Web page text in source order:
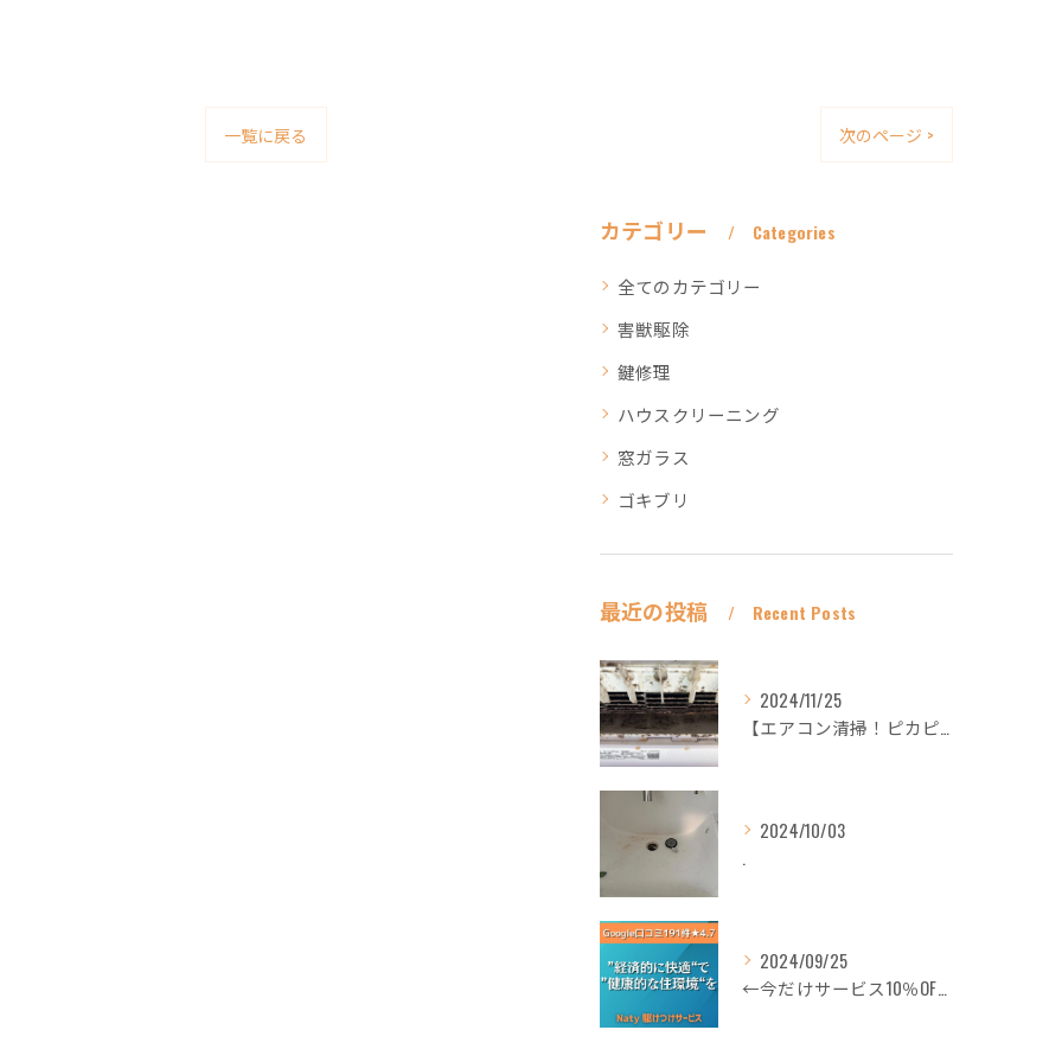
一覧に戻る 次のページ >
カテゴリー Categories
全てのカテゴリー
害獣駆除
鍵修理
ハウスクリーニング
窓ガラス
ゴキブリ
最近の投稿 Recent Posts
2024/11/25
【エアコン清掃！ピカピカ綺麗に！ハウスクリーニングなら
2024/10/03
.
2024/09/25
←今だけサービス10％OFFギフト券プロフィールから